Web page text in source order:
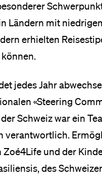
Ländern mit
erhielten
jedes Jahr
«Steering
Schweiz war ein
verantwortlich.
und der
des